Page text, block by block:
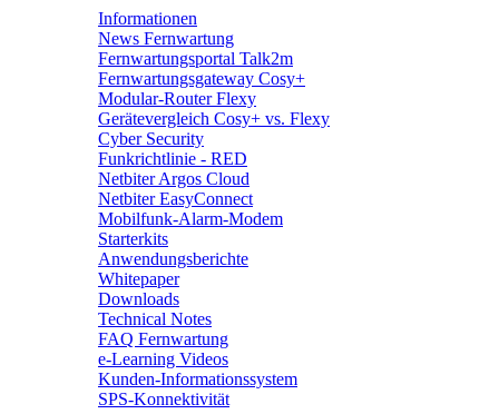
Informationen
News Fernwartung
Fernwartungsportal Talk2m
Fernwartungsgateway Cosy+
Modular-Router Flexy
Gerätevergleich Cosy+ vs. Flexy
Cyber Security
Funkrichtlinie - RED
Netbiter Argos Cloud
Netbiter EasyConnect
Mobilfunk-Alarm-Modem
Starterkits
Anwendungsberichte
Whitepaper
Downloads
Technical Notes
FAQ Fernwartung
e-Learning Videos
Kunden-Informationssystem
SPS-Konnektivität